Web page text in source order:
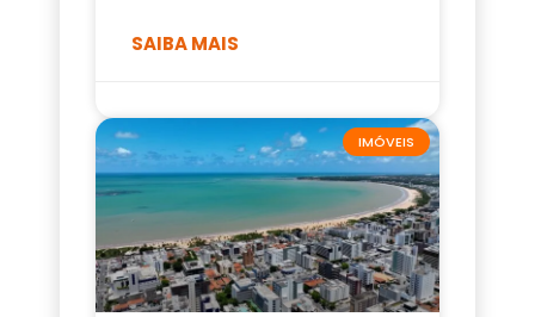
SAIBA MAIS
IMÓVEIS